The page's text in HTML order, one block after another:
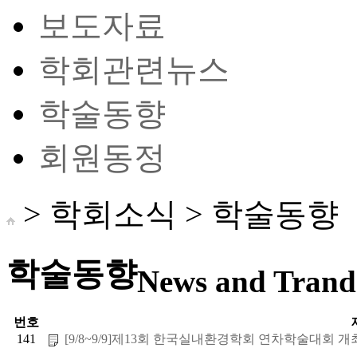
보도자료
학회관련뉴스
학술동향
회원동정
> 학회소식 > 학술동향
학술동향News and
번호
141
[9/8~9/9]제13회 한국실내환경학회 연차학술대회 개